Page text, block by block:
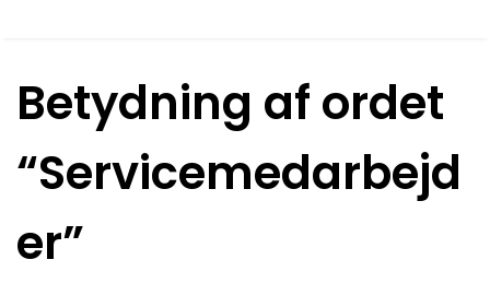
Betydning af ordet
“Servicemedarbejd
er”